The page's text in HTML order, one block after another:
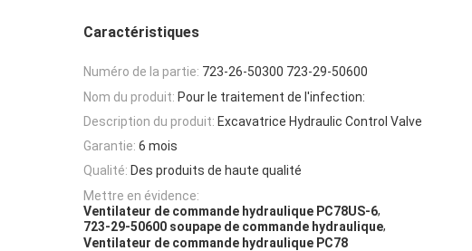
Caractéristiques
Numéro de la partie: 723-26-50300 723-29-50600
Nom du produit: Pour le traitement de l'infection:
Description du produit: Excavatrice Hydraulic Control Valve
Garantie: 6 mois
Qualité: Des produits de haute qualité
Mettre en évidence:
Ventilateur de commande hydraulique PC78US-6,
723-29-50600 soupape de commande hydraulique,
Ventilateur de commande hydraulique PC78